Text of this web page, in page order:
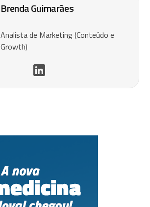
Brenda Guimarães
Analista de Marketing (Conteúdo e
Growth)